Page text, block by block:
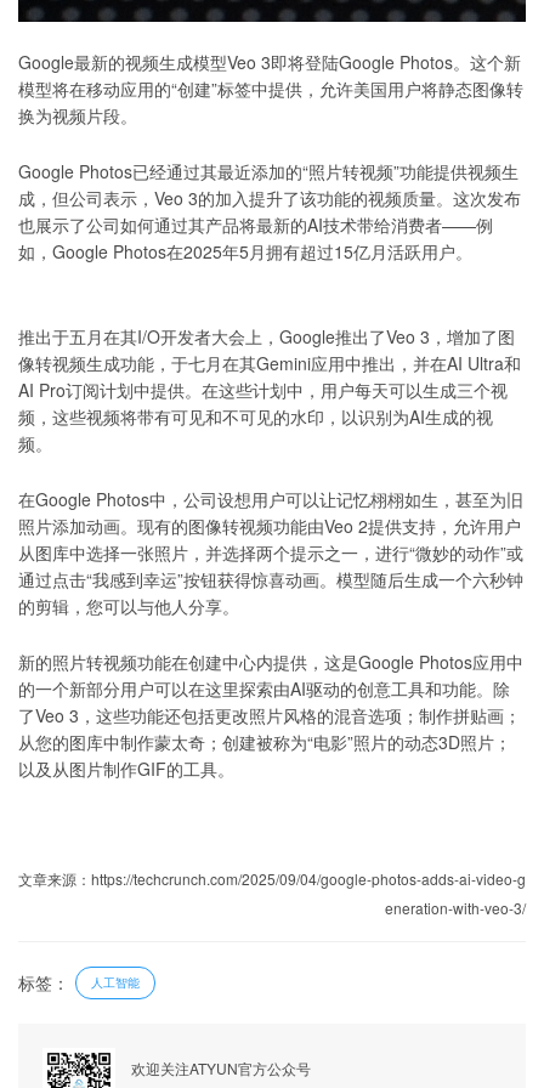
Google最新的视频生成模型Veo 3即将登陆Google Photos。这个新
模型将在移动应用的“创建”标签中提供，允许美国用户将静态图像转
换为视频片段。
Google Photos已经通过其最近添加的“照片转视频”功能提供视频生
成，但公司表示，Veo 3的加入提升了该功能的视频质量。这次发布
也展示了公司如何通过其产品将最新的AI技术带给消费者——例
如，Google Photos在2025年5月拥有超过15亿月活跃用户。
推出于五月在其I/O开发者大会上，Google推出了Veo 3，增加了图
像转视频生成功能，于七月在其Gemini应用中推出，并在AI Ultra和
AI Pro订阅计划中提供。在这些计划中，用户每天可以生成三个视
频，这些视频将带有可见和不可见的水印，以识别为AI生成的视
频。
在Google Photos中，公司设想用户可以让记忆栩栩如生，甚至为旧
照片添加动画。现有的图像转视频功能由Veo 2提供支持，允许用户
从图库中选择一张照片，并选择两个提示之一，进行“微妙的动作”或
通过点击“我感到幸运”按钮获得惊喜动画。模型随后生成一个六秒钟
的剪辑，您可以与他人分享。
新的照片转视频功能在创建中心内提供，这是Google Photos应用中
的一个新部分用户可以在这里探索由AI驱动的创意工具和功能。除
了Veo 3，这些功能还包括更改照片风格的混音选项；制作拼贴画；
从您的图库中制作蒙太奇；创建被称为“电影”照片的动态3D照片；
以及从图片制作GIF的工具。
文章来源：https://techcrunch.com/2025/09/04/google-photos-adds-ai-video-g
eneration-with-veo-3/
标签： 人工智能
欢迎关注ATYUN官方公众号